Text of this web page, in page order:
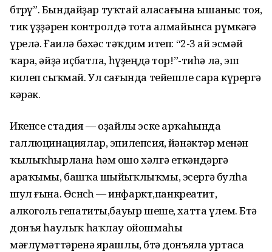
бөтөрөү”. Бындайҙар туҡтай аласағына ышаныс тоя,
тик үҙҙәрен контролдә тота алмайынса рүмкәгә
үрелә. Ғаилә бәхәс тәҡдим итеп: “2-3 ай эсмәй
ҡара, әйҙә иҫбатла, һүҙеңдә тор!”-тиһә лә, эш
килеп сыҡмай. Ул сағында тейешле сара күрергә
кәрәк.
Икенсе стадия — оҙайлы эске арҡаһында
галлюцинациялар, эпилепсия, өйәнәктәр менән
ҡылыҡһырлана һәм ошо хәлгә еткәндәргә
араҡымы, башҡа шыйыҡлыҡмы, эсергә булһа
шул ғына. Өсөнсөһө — инфаркт,панкреатит,
алкоголь гепатиты,бауыр шеше, хатта үлем. Бөтә
донъя һаулыҡ һаҡлау ойошмаһы
мәғлүмәттәренә ярашлы, бөтә донъяла уртаса